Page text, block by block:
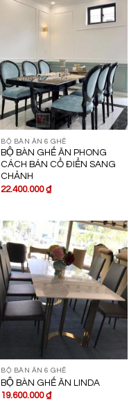
BỘ BÀN ĂN 6 GHẾ
BỘ BÀN GHẾ ĂN PHONG
CÁCH BÁN CỔ ĐIỂN SANG
CHẢNH
22.400.000₫
BỘ BÀN ĂN 6 GHẾ
BỘ BÀN GHẾ ĂN LINDA
19.600.000₫